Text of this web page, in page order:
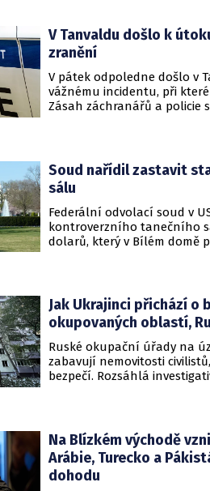
rukojmími za prezidenta
V Tanvaldu došlo k
zranění
V pátek odpoledne došlo v
vážnému incidentu, při
Zásah záchranářů a policie
Soud nařídil zastavit
sálu
Federální odvolací soud v
kontroverzního tanečního
dolarů, který v Bílém domě
Jak Ukrajinci přichází o
okupovaných oblastí,
Ruské okupační úřady na
zabavují nemovitosti
bezpečí. Rozsáhlá
Na Blízkém východě
Arábie, Turecko a
dohodu